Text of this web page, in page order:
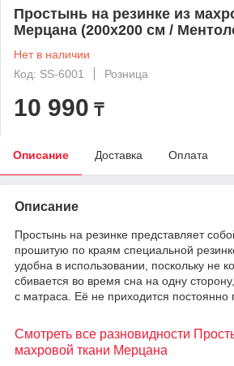
Простынь на резинке из
Мерцана (200х200 см /
Нет в наличии
Код: SS-6001
Розница
10 990 ₸
Описание Доставка Оплата
Описание
Простынь на резинке представляет
прошитую по краям специальной
удобна в использовании, поскольку не
сбивается во время сна на одну
с матраса. Еë не приходится постоянно
Смотреть все разновидности
махровой ткани Мерцана